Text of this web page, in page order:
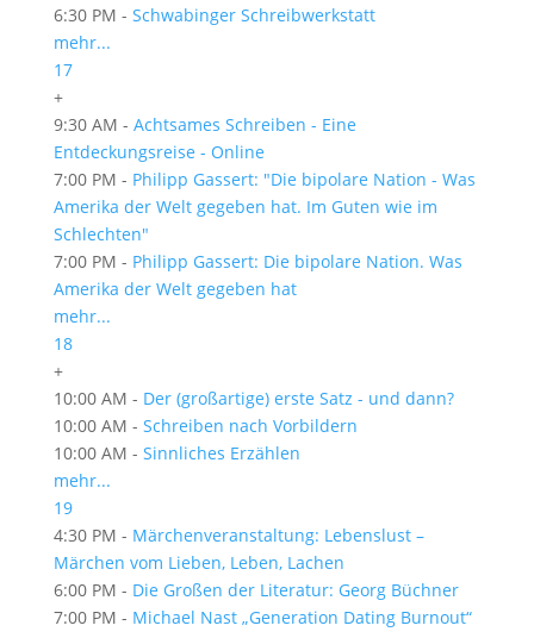
6:30 PM - Schwabinger Schreibwerkstatt
mehr...
17
+
9:30 AM - Achtsames Schreiben - Eine
Entdeckungsreise - Online
7:00 PM - Philipp Gassert: "Die bipolare Nation - Was
Amerika der Welt gegeben hat. Im Guten wie im
Schlechten"
7:00 PM - Philipp Gassert: Die bipolare Nation. Was
Amerika der Welt gegeben hat
mehr...
18
+
10:00 AM - Der (großartige) erste Satz - und dann?
10:00 AM - Schreiben nach Vorbildern
10:00 AM - Sinnliches Erzählen
mehr...
19
4:30 PM - Märchenveranstaltung: Lebenslust –
Märchen vom Lieben, Leben, Lachen
6:00 PM - Die Großen der Literatur: Georg Büchner
7:00 PM - Michael Nast „Generation Dating Burnout“